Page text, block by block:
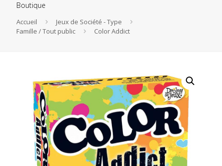
Boutique
Accueil
Jeux de Société - Type
Famille / Tout public
Color Addict